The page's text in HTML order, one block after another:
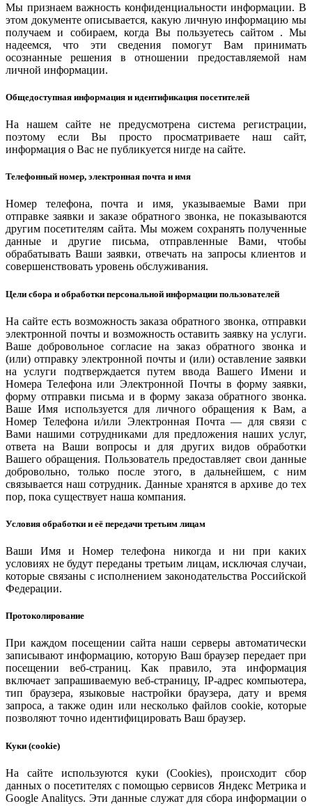
Мы признаем важность конфиденциальности информации. В
этом документе описывается, какую личную информацию мы
получаем и собираем, когда Вы пользуетесь сайтом . Мы
надеемся, что эти сведения помогут Вам принимать
осознанные решения в отношении предоставляемой нам
личной информации.
Общедоступная информация и идентификация посетителей
На нашем сайте не предусмотрена система регистрации,
поэтому если Вы просто просматриваете наш сайт,
информация о Вас не публикуется нигде на сайте.
Телефонный номер, электронная почта и имя
Номер телефона, почта и имя, указываемые Вами при
отправке заявки и заказе обратного звонка, не показываются
другим посетителям сайта. Мы можем сохранять полученные
данные и другие письма, отправленные Вами, чтобы
обрабатывать Ваши заявки, отвечать на запросы клиентов и
совершенствовать уровень обслуживания.
Цели сбора и обработки персональной информации пользователей
На сайте есть возможность заказа обратного звонка, отправки
электронной почты и возможность оставить заявку на услуги.
Ваше добровольное согласие на заказ обратного звонка и
(или) отправку электронной почты и (или) оставление заявки
на услуги подтверждается путем ввода Вашего Имени и
Номера Телефона или Электронной Почты в форму заявки,
форму отправки письма и в форму заказа обратного звонка.
Ваше Имя используется для личного обращения к Вам, а
Номер Телефона и/или Электронная Почта — для связи с
Вами нашими сотрудниками для предложения наших услуг,
ответа на Ваши вопросы и для других видов обработки
Вашего обращения. Пользователь предоставляет свои данные
добровольно, только после этого, в дальнейшем, с ним
связывается наш сотрудник. Данные хранятся в архиве до тех
пор, пока существует наша компания.
Условия обработки и её передачи третьим лицам
Ваши Имя и Номер телефона никогда и ни при каких
условиях не будут переданы третьим лицам, исключая случаи,
которые связаны с исполнением законодательства Российской
Федерации.
Протоколирование
При каждом посещении сайта наши серверы автоматически
записывают информацию, которую Ваш браузер передает при
посещении веб-страниц. Как правило, эта информация
включает запрашиваемую веб-страницу, IP-адрес компьютера,
тип браузера, языковые настройки браузера, дату и время
запроса, а также один или несколько файлов cookie, которые
позволяют точно идентифицировать Ваш браузер.
Куки (cookie)
На сайте используются куки (Cookies), происходит сбор
данных о посетителях с помощью сервисов Яндекс Метрика и
Google Analitycs. Эти данные служат для сбора информации о